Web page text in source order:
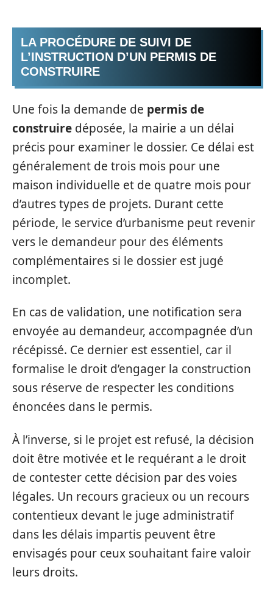
LA PROCÉDURE DE SUIVI DE
L’INSTRUCTION D’UN PERMIS DE
CONSTRUIRE
Une fois la demande de permis de
construire déposée, la mairie a un délai
précis pour examiner le dossier. Ce délai est
généralement de trois mois pour une
maison individuelle et de quatre mois pour
d’autres types de projets. Durant cette
période, le service d’urbanisme peut revenir
vers le demandeur pour des éléments
complémentaires si le dossier est jugé
incomplet.
En cas de validation, une notification sera
envoyée au demandeur, accompagnée d’un
récépissé. Ce dernier est essentiel, car il
formalise le droit d’engager la construction
sous réserve de respecter les conditions
énoncées dans le permis.
À l’inverse, si le projet est refusé, la décision
doit être motivée et le requérant a le droit
de contester cette décision par des voies
légales. Un recours gracieux ou un recours
contentieux devant le juge administratif
dans les délais impartis peuvent être
envisagés pour ceux souhaitant faire valoir
leurs droits.